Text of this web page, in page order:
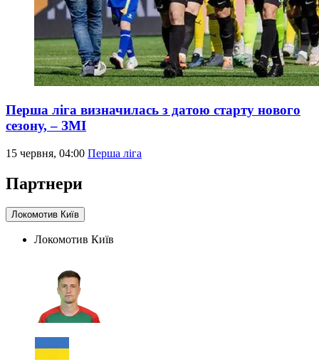
Перша ліга визначилась з датою старту нового
сезону, – ЗМІ
15 червня, 04:00 Перша ліга
Партнери
Локомотив Київ
Локомотив Київ